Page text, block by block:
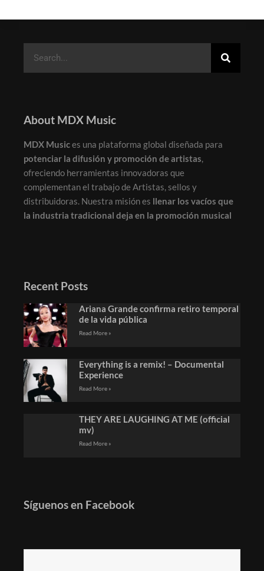
About MDX Music
MDX Musices una plataforma global diseñada para
potenciar la difusión y promoción de artistas,
ofreciendo herramientas innovadoras que
complementan el trabajo de Artistas, sellos y
distribuidoras. Nuestra misión es llenar los vacíos que
la industria tradicional deja en la promoción musical
Recent Posts
Ariana Grande confirma retiro temporal
de la vida pública
Read More »
Everything is a remix! – Documental
Experience
Read More »
THEY ARE LAUGHING AT ME (official
mv)
Read More »
Síguenos en Facebook